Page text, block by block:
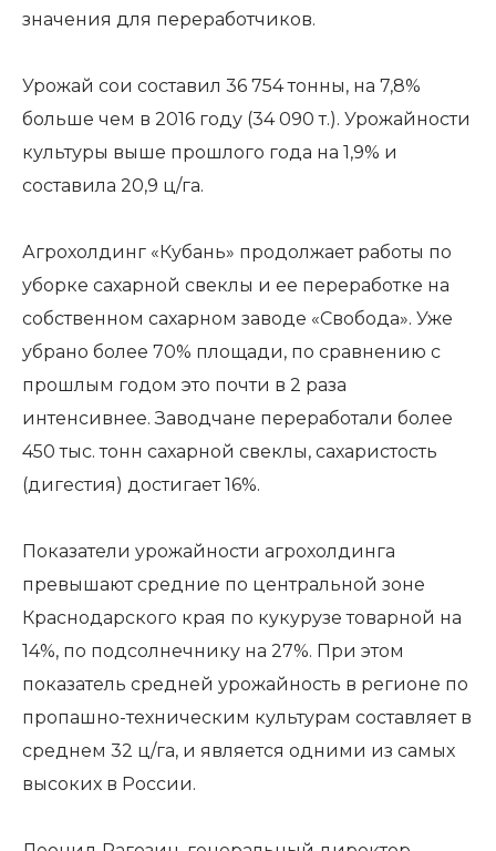
значения для переработчиков.
Урожай сои составил 36 754 тонны, на 7,8%
больше чем в 2016 году (34 090 т.). Урожайности
культуры выше прошлого года на 1,9% и
составила 20,9 ц/га.
Агрохолдинг «Кубань» продолжает работы по
уборке сахарной свеклы и ее переработке на
собственном сахарном заводе «Свобода». Уже
убрано более 70% площади, по сравнению с
прошлым годом это почти в 2 раза
интенсивнее. Заводчане переработали более
450 тыс. тонн сахарной свеклы, сахаристость
(дигестия) достигает 16%.
Показатели урожайности агрохолдинга
превышают средние по центральной зоне
Краснодарского края по кукурузе товарной на
14%, по подсолнечнику на 27%. При этом
показатель средней урожайность в регионе по
пропашно-техническим культурам составляет в
среднем 32 ц/га, и является одними из самых
высоких в России.